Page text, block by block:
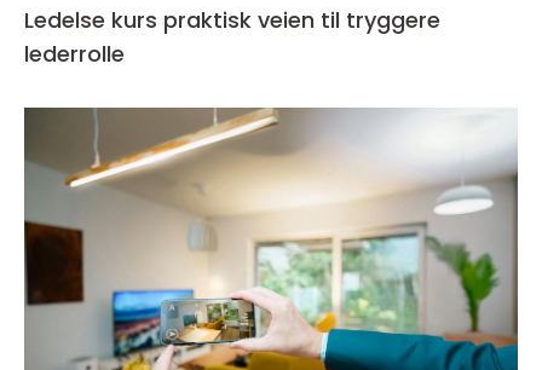
Ledelse kurs praktisk veien til tryggere
lederrolle